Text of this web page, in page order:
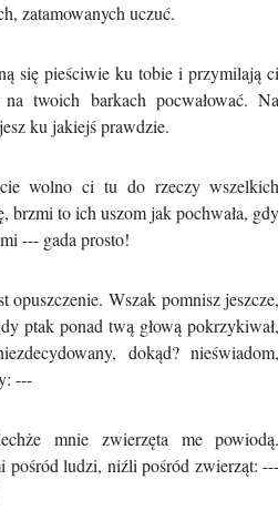
zatamowanych uczuć.
się pieściwie ku tobie i przymilają
twoich barkach pocwałować.
ku jakiejś prawdzie.
wolno ci tu do rzeczy
brzmi to ich uszom jak pochwała,
--- gada prosto!
opuszczenie. Wszak pomnisz
ptak ponad twą głową
dokąd?
---
mnie zwierzęta me
pośród ludzi, niźli pośród zwierząt: